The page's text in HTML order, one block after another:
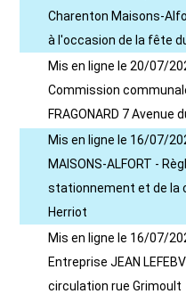
Charenton Maisons-
à l'occasion de la fête
Mis en ligne le 20/07/
Commission
FRAGONARD 7 Avenue
Mis en ligne le 16/07/
MAISONS-ALFORT -
stationnement et de la
Herriot
Mis en ligne le 16/07/
Entreprise JEAN
circulation rue Grimoult